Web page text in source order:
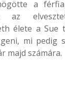
a
az
élete a
mi pedig
majd számára.